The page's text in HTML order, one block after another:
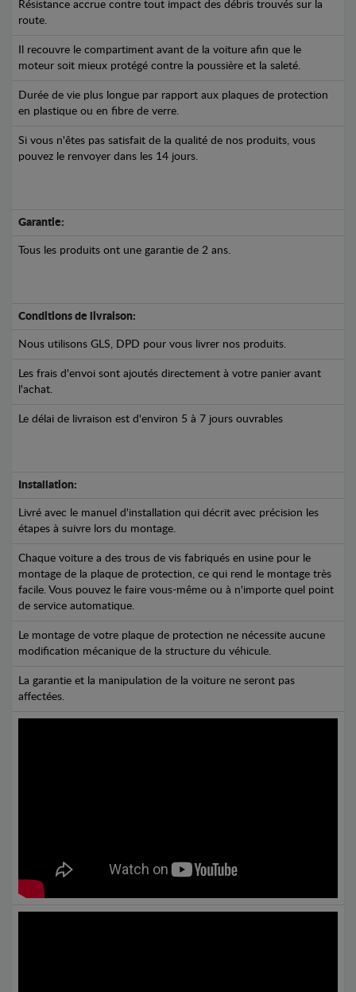
Résistance accrue contre tout impact des débris trouvés sur la
route.
Il recouvre le compartiment avant de la voiture afin que le
moteur soit mieux protégé contre la poussière et la saleté.
Durée de vie plus longue par rapport aux plaques de protection
en plastique ou en fibre de verre.
Si vous n'êtes pas satisfait de la qualité de nos produits, vous
pouvez le renvoyer dans les 14 jours.
Garantie:
Tous les produits ont une garantie de 2 ans.
Conditions de livraison:
Nous utilisons GLS, DPD pour vous livrer nos produits.
Les frais d'envoi sont ajoutés directement à votre panier avant
l'achat.
Le délai de livraison est d'environ 5 à 7 jours ouvrables
Installation:
Livré avec le manuel d'installation qui décrit avec précision les
étapes à suivre lors du montage.
Chaque voiture a des trous de vis fabriqués en usine pour le
montage de la plaque de protection, ce qui rend le montage très
facile. Vous pouvez le faire vous-même ou à n'importe quel point
de service automatique.
Le montage de votre plaque de protection ne nécessite aucune
modification mécanique de la structure du véhicule.
La garantie et la manipulation de la voiture ne seront pas
affectées.